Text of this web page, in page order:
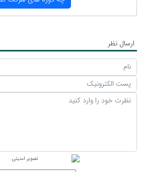
ارسال نظر